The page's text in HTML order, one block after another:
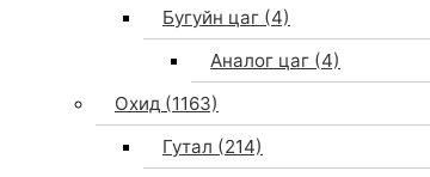
Бугуйн цаг (4)
Аналог цаг (4)
Охид (1163)
Гутал (214)